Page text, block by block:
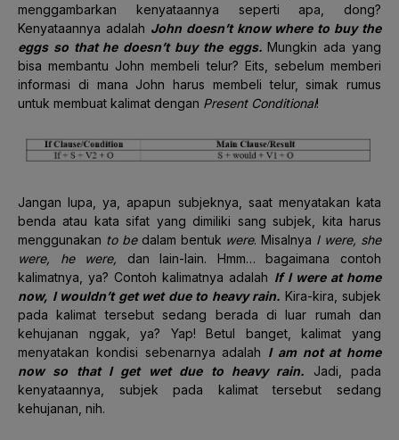
menggambarkan kenyataannya seperti apa, dong?
Kenyataannya adalah John doesn’t know where to buy the
eggs so that he doesn’t buy the eggs.Mungkin ada yang
bisa membantu John membeli telur? Eits, sebelum memberi
informasi di mana John harus membeli telur, simak rumus
untuk membuat kalimat dengan Present Conditional!
Jangan lupa, ya, apapun subjeknya, saat menyatakan kata
benda atau kata sifat yang dimiliki sang subjek, kita harus
menggunakan to bedalam bentuk were. Misalnya I were, she
were, he were, dan lain-lain. Hmm… bagaimana contoh
kalimatnya, ya? Contoh kalimatnya adalah If I were at home
now, I wouldn’t get wet due to heavy rain. Kira-kira, subjek
pada kalimat tersebut sedang berada di luar rumah dan
kehujanan nggak, ya? Yap! Betul banget, kalimat yang
menyatakan kondisi sebenarnya adalah I am not at home
now so that I get wet due to heavyrain. Jadi, pada
kenyataannya, subjek pada kalimat tersebut sedang
kehujanan, nih.